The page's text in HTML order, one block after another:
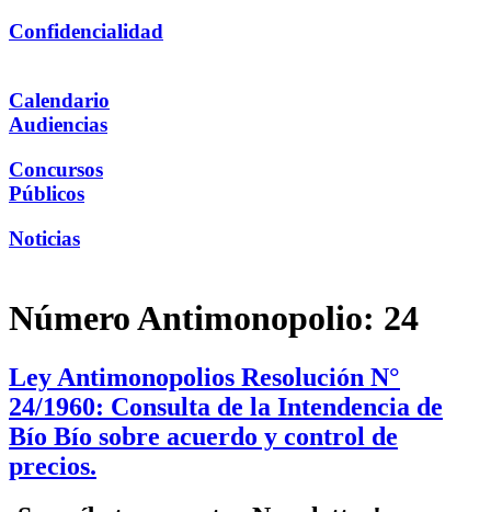
Confidencialidad
Calendario
Audiencias
Concursos
Públicos
Noticias
Número Antimonopolio: 24
Ley Antimonopolios Resolución N°
24/1960: Consulta de la Intendencia de
Bío Bío sobre acuerdo y control de
precios.